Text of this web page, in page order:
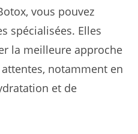
vous pouvez
spécialisées. Elles
la meilleure approche
notamment en
et de